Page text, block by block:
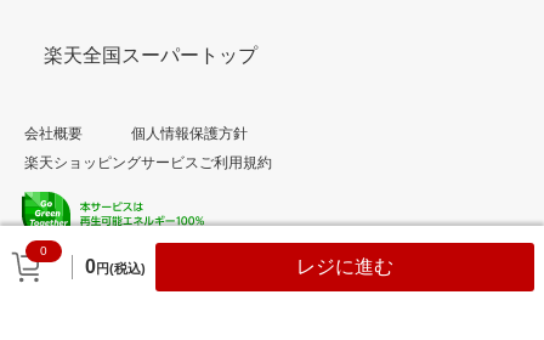
0
0円(税込) レジに進む
楽天全国スーパートップ
会社概要
個人情報保護方針
楽天ショッピングサービスご利用規約
© Rakuten Group, Inc.